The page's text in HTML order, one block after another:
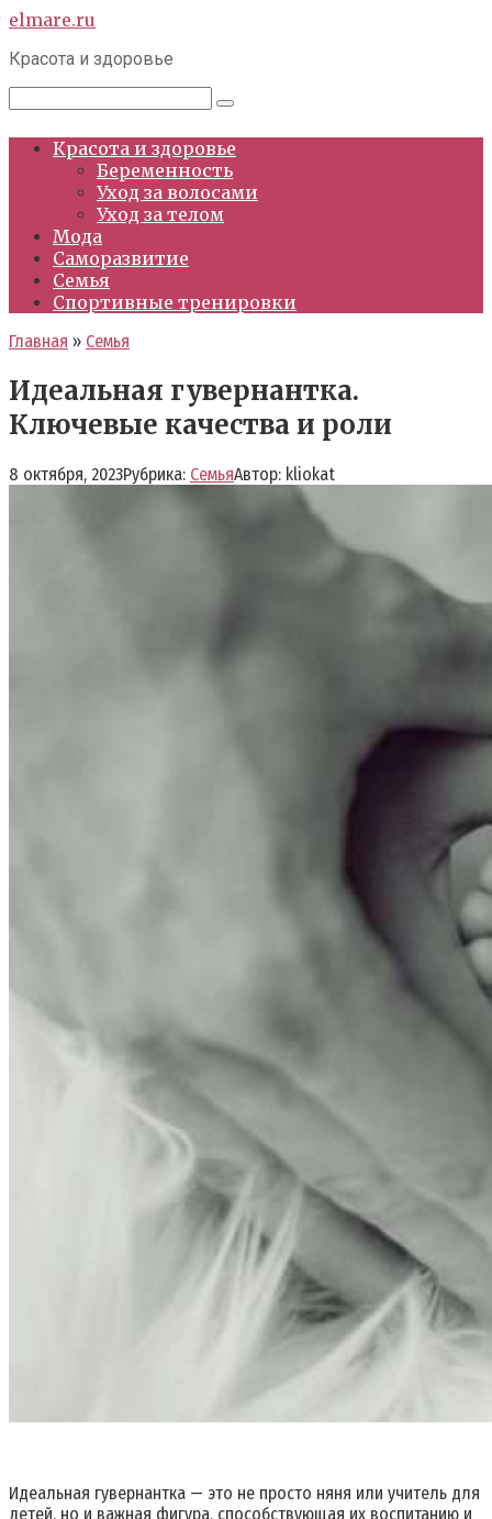
Перейти
контенту
elmare.ru
Красота и здоровье
Красота и здоровье
Беременность
Уход за волосами
Уход за телом
Мода
Саморазвитие
Семья
Спортивные тренировки
Главная » Семья
Идеальная гувернантка.
Ключевые качества и роли
8 октября, 2023Рубрика: СемьяАвтор: kliokat
Идеальная гувернантка — это не просто няня или учитель для
детей, но и важная фигура, способствующая их воспитанию и